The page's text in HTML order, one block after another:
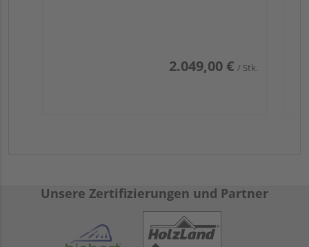
2.049,00 € / Stk.
Unsere Zertifizierungen und Partner